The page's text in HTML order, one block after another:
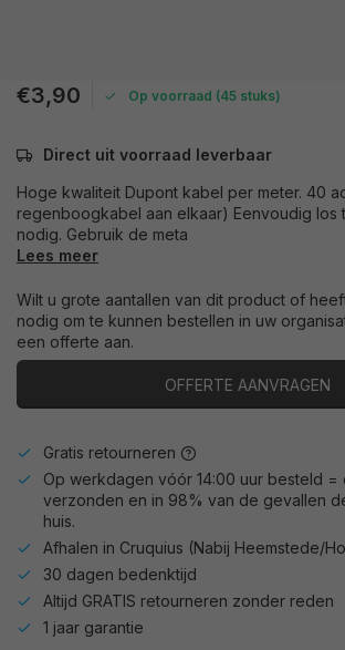
€3,90 Op voorraad (45 stuks)
Direct uit voorraad leverbaar
Hoge kwaliteit Dupont kabel per meter. 40
regenboogkabel aan elkaar) Eenvoudig los
nodig. Gebruik de meta
Lees meer
Wilt u grote aantallen van dit product of
nodig om te kunnen bestellen in uw
een offerte aan.
OFFERTE AANVRAGEN
Gratis retourneren
Op werkdagen vóór 14:00 uur besteld
verzonden en in 98% van de gevallen
huis.
Afhalen in Cruquius (Nabij Heemstede/
30 dagen bedenktijd
Altijd GRATIS retourneren zonder reden
1 jaar garantie